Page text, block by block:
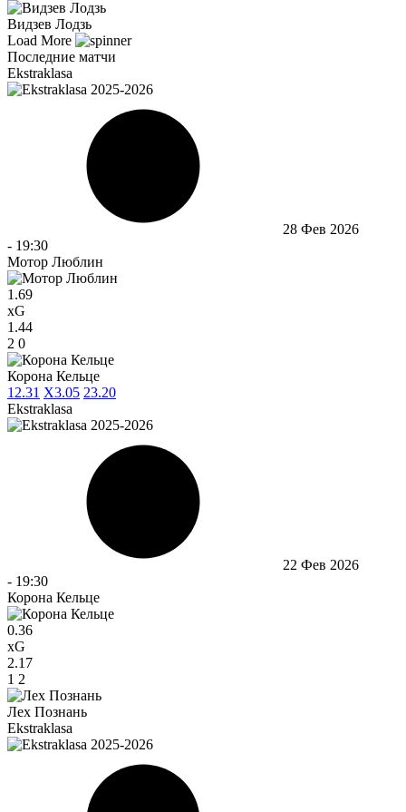
Видзев Лодзь
Load More
Последние матчи
Ekstraklasa
28 Фев 2026
- 19:30
Мотор Люблин
1.69
xG
1.44
2 0
Корона Кельце
1 2.31 X3.05 23.20
Ekstraklasa
22 Фев 2026
- 19:30
Корона Кельце
0.36
xG
2.17
1 2
Лех Познань
Ekstraklasa